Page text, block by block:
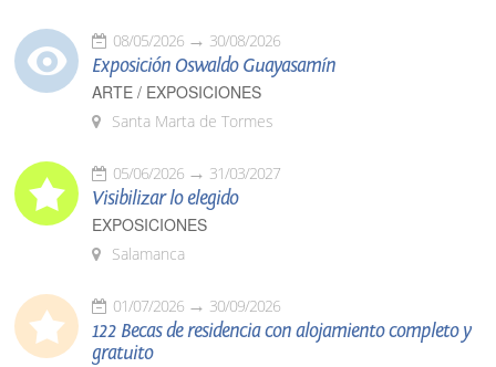
08/05/2026 30/08/2026
Exposición Oswaldo Guayasamín
ARTE / EXPOSICIONES
Santa Marta de Tormes
05/06/2026 31/03/2027
Visibilizar lo elegido
EXPOSICIONES
Salamanca
01/07/2026 30/09/2026
122 Becas de residencia con alojamiento completo y
gratuito